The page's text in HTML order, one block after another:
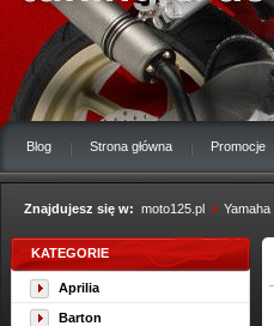
Blog Strona główna Promocje
Znajdujesz się w: moto125.pl » Yamaha
KATEGORIE
Aprilia
Barton